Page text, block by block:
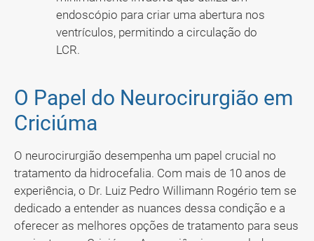
endoscópio para criar uma abertura nos
ventrículos, permitindo a circulação do
LCR.
O Papel do Neurocirurgião em
Criciúma
O neurocirurgião desempenha um papel crucial no
tratamento da hidrocefalia. Com mais de 10 anos de
experiência, o Dr. Luiz Pedro Willimann Rogério tem se
dedicado a entender as nuances dessa condição e a
oferecer as melhores opções de tratamento para seus